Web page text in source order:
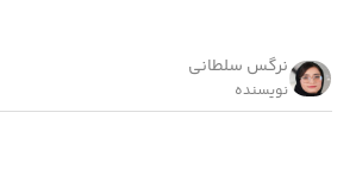
نرگس سلطانی
نویسنده